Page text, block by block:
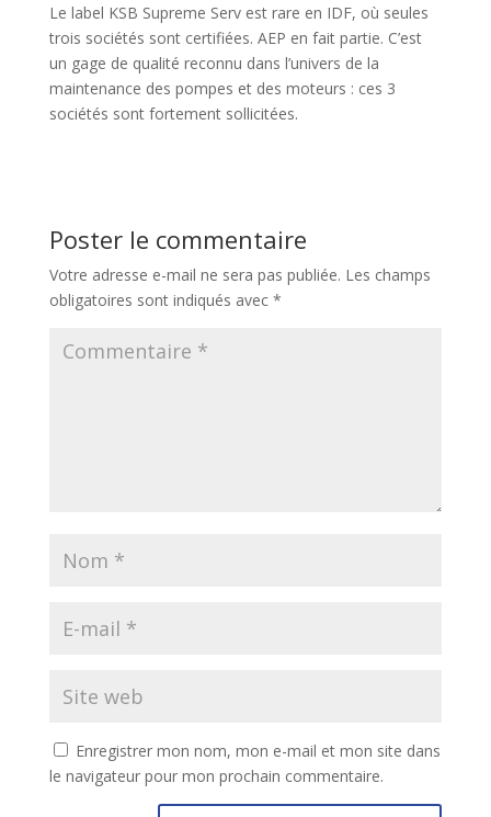
Le label KSB Supreme Serv est rare en IDF, où seules
trois sociétés sont certifiées. AEP en fait partie. C’est
un gage de qualité reconnu dans l’univers de la
maintenance des pompes et des moteurs : ces 3
sociétés sont fortement sollicitées.
Poster le commentaire
Votre adresse e-mail ne sera pas publiée. Les champs
obligatoires sont indiqués avec *
Enregistrer mon nom, mon e-mail et mon site dans
le navigateur pour mon prochain commentaire.